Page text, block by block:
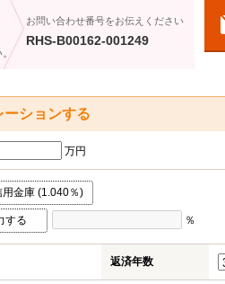
。
お問い合わせ番号をお伝えください
RHS-B00162-001249
ーションする
万円
用金庫 (1.040％)
する ％
返済年数